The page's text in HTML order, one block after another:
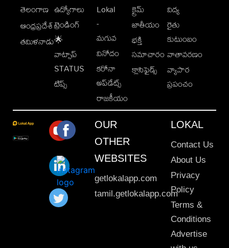
తెలంగాణ
ఆంధ్రప్రదేశ్
తమిళనాడు
ఉద్యోగాలు
ట్రెండింగ్
🌟
వాట్సాప్
STATUS
టిప్స్
Lokal
-
మగువ
వినోదం
కరోనా
అప్‌డేట్స్
రాజకీయం
క్రైమ్
జాతీయం
భక్తి
సమాచారం
క్లాసిఫైడ్స్
విద్య
రైతు
కుటుంబం
వాతావరణం
వ్యాపార
ప్రపంచం
OUR
OTHER
WEBSITES
getlokalapp.com
tamil.getlokalapp.com
LOKAL
Contact Us
About Us
Privacy
Policy
Terms &
Conditions
Advertise